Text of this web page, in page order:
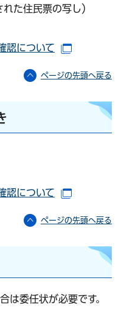
た住民票の写し）
認について
ページの先頭へ戻る
認について
ページの先頭へ戻る
は委任状が必要です。